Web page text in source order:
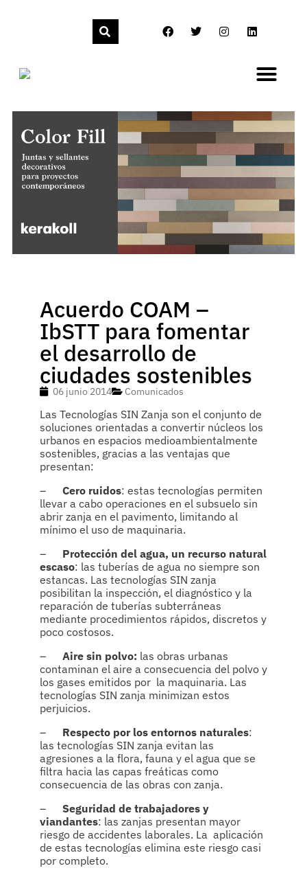
Acuerdo COAM –
IbSTT para fomentar
el desarrollo de
ciudades sostenibles
06 junio 2014 Comunicados
Las Tecnologías SIN Zanja son el conjunto de
soluciones orientadas a convertir núcleos los
urbanos en espacios medioambientalmente
sostenibles, gracias a las ventajas que
presentan:
– Cero ruidos: estas tecnologías permiten
llevar a cabo operaciones en el subsuelo sin
abrir zanja en el pavimento, limitando al
mínimo el uso de maquinaria.
– Protección del agua, un recurso natural
escaso: las tuberías de agua no siempre son
estancas. Las tecnologías SIN zanja
posibilitan la inspección, el diagnóstico y la
reparación de tuberías subterráneas
mediante procedimientos rápidos, discretos y
poco costosos.
– Aire sin polvo: las obras urbanas
contaminan el aire a consecuencia del polvo y
los gases emitidos por la maquinaria. Las
tecnologías SIN zanja minimizan estos
perjuicios.
– Respecto por los entornos naturales:
las tecnologías SIN zanja evitan las
agresiones a la flora, fauna y el agua que se
filtra hacia las capas freáticas como
consecuencia de las obras con zanja.
– Seguridad de trabajadores y
viandantes: las zanjas presentan mayor
riesgo de accidentes laborales. La aplicación
de estas tecnologías elimina este riesgo casi
por completo.